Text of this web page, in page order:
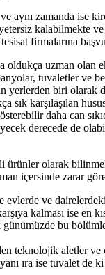
zamanda ise
kalabilmekte
firmalarına
uzman olan
tuvaletler ve
yerlerden biri
sık karşılaşılan
daha can
derecede de
olarak
içersinde zarar
ve
kalması ise
bu
teknolojik aletler
ıra ise tuvalet de